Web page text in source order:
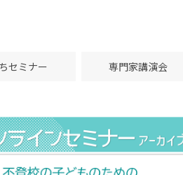
セミナー 専門家講演会